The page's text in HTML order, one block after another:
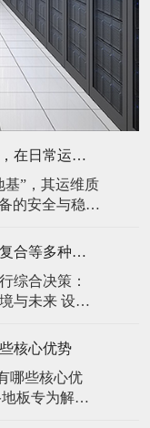
机房防静电地板安装验收后，在日常运维中常常被忽视。请问，一套规范的、可操作的维护规程应包含哪些内容？有哪些“小问题”若不及时处理，会演变成“大故障”？
基”，其运维质
的安全与稳
立分
它液体泼
面对市面上硫酸钙、全钢、复合等多种类型的机房防静电地板，我们该如何科学选型？除了预算，更应该从哪些实际维度进行考量，以避免“过度配置”或“配置不足”？
综合决策：
来 设备
重设备的单
支脚压
的优质复合地
核心优势
哪些核心优
板专为解决